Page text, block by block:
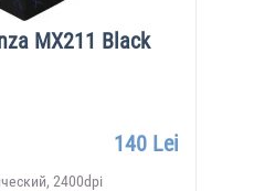
MX211 Black
140 Lei
2400dpi